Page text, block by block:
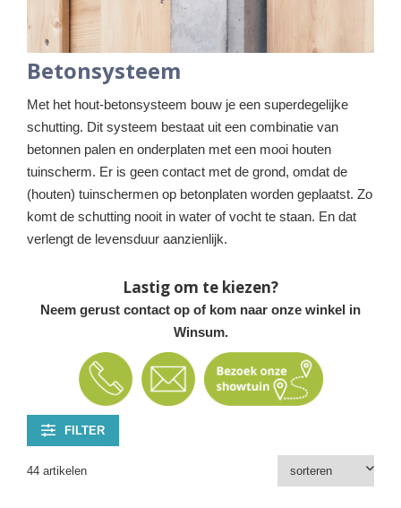
Betonsysteem
Met het hout-betonsysteem bouw je een superdegelijke
schutting. Dit systeem bestaat uit een combinatie van
betonnen palen en onderplaten met een mooi houten
tuinscherm. Er is geen contact met de grond, omdat de
(houten) tuinschermen op betonplaten worden geplaatst. Zo
komt de schutting nooit in water of vocht te staan. En dat
verlengt de levensduur aanzienlijk.
Lastig om te kiezen?
Neem gerust contact op of kom naar onze winkel in
Winsum.
FILTER
44 artikelen